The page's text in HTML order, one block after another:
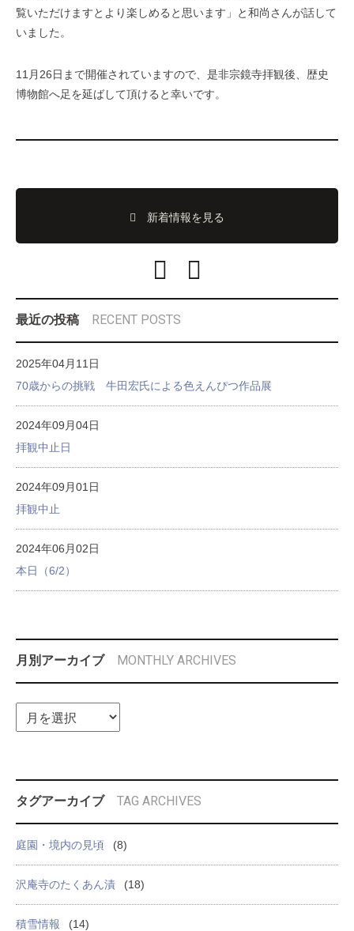
覧いただけますとより楽しめると思います」と和尚さんが話して
いました。
11月26日まで開催されていますので、是非宗鏡寺拝観後、歴史
博物館へ足を延ばして頂けると幸いです。
新着情報を見る
最近の投稿 RECENT POSTS
2025年04月11日
70歳からの挑戦 牛田宏氏による色えんぴつ作品展
2024年09月04日
拝観中止日
2024年09月01日
拝観中止
2024年06月02日
本日（6/2）
月別アーカイブ MONTHLY ARCHIVES
タグアーカイブ TAG ARCHIVES
庭園・境内の見頃 (8)
沢庵寺のたくあん漬 (18)
積雪情報 (14)